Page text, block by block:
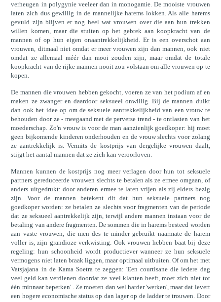
verheugen in polygynie veeleer dan in monogamie. De mooiste vrouwen
laten zich dus gewillig in de mannelijke harems lokken. Als alle harems
gevuld zijn blijven er nog heel wat vrouwen over die aan hun trekken
willen komen, maar die stuiten op het gebrek aan koopkracht van de
mannen of op hun eigen onaantrekkelijkheid. Er is een overschot aan
vrouwen, ditmaal niet omdat er meer vrouwen zijn dan mannen, ook niet
omdat ze allemaal méér dan mooi zouden zijn, maar omdat de totale
koopkracht van de rijke mannen nooit zou volstaan om alle vrouwen op te
kopen.
De mannen die vrouwen hebben gekocht, voeren ze van het podium af en
maken ze zwanger en daardoor seksueel onwillig. Bij de mannen duikt
dan ook het idee op om de seksuele aantrekkelijkheid van een vrouw te
behouden door ze - meegaand met de perverse trend - te ontlasten van het
moederschap. Zo'n vrouw is voor de man aanzienlijk goedkoper: hij moet
geen bijkomende kinderen onderhouden en de vrouw slechts voor zolang
ze aantrekkelijk is. Vermits de kostprijs van dergelijke vrouwen daalt,
stijgt het aantal mannen dat ze zich kan veroorloven.
Mannen kunnen de kostprijs nog meer verlagen door hun tot seksuele
partners gereduceerde vrouwen slechts te betalen als ze ermee omgaan, of
anders uitgedrukt: door anderen ermee te laten vrijen als zij elders bezig
zijn. Voor de mannen betekent dit dat hun seksuele partners nog
goedkoper worden: ze betalen ze slechts voor fragmenten van de periode
dat ze seksueel aantrekkelijk zijn, terwijl andere mannen instaan voor de
betaling van andere fragmenten. De sommen die in harems besteed worden
aan vaste vrouwen, die men des te minder gebruikt naarmate de harem
voller is, zijn grandioze verkwisting. Ook vrouwen hebben baat bij deze
regeling: hun schoonheid wordt productiever wanneer ze hun seksuele
vermogens niet laten braak liggen, maar optimaal uitbuiten. Of om het met
Vatsjajana in de Kama Soetra te zeggen: 'Een courtisane die iedere dag
veel geld kan verdienen doordat ze veel klanten heeft, moet zich niet tot
één minnaar beperken' . Ze moeten dan wel harder 'werken', maar dat levert
een hogere economische status op dan lager op de ladder te trouwen. Door